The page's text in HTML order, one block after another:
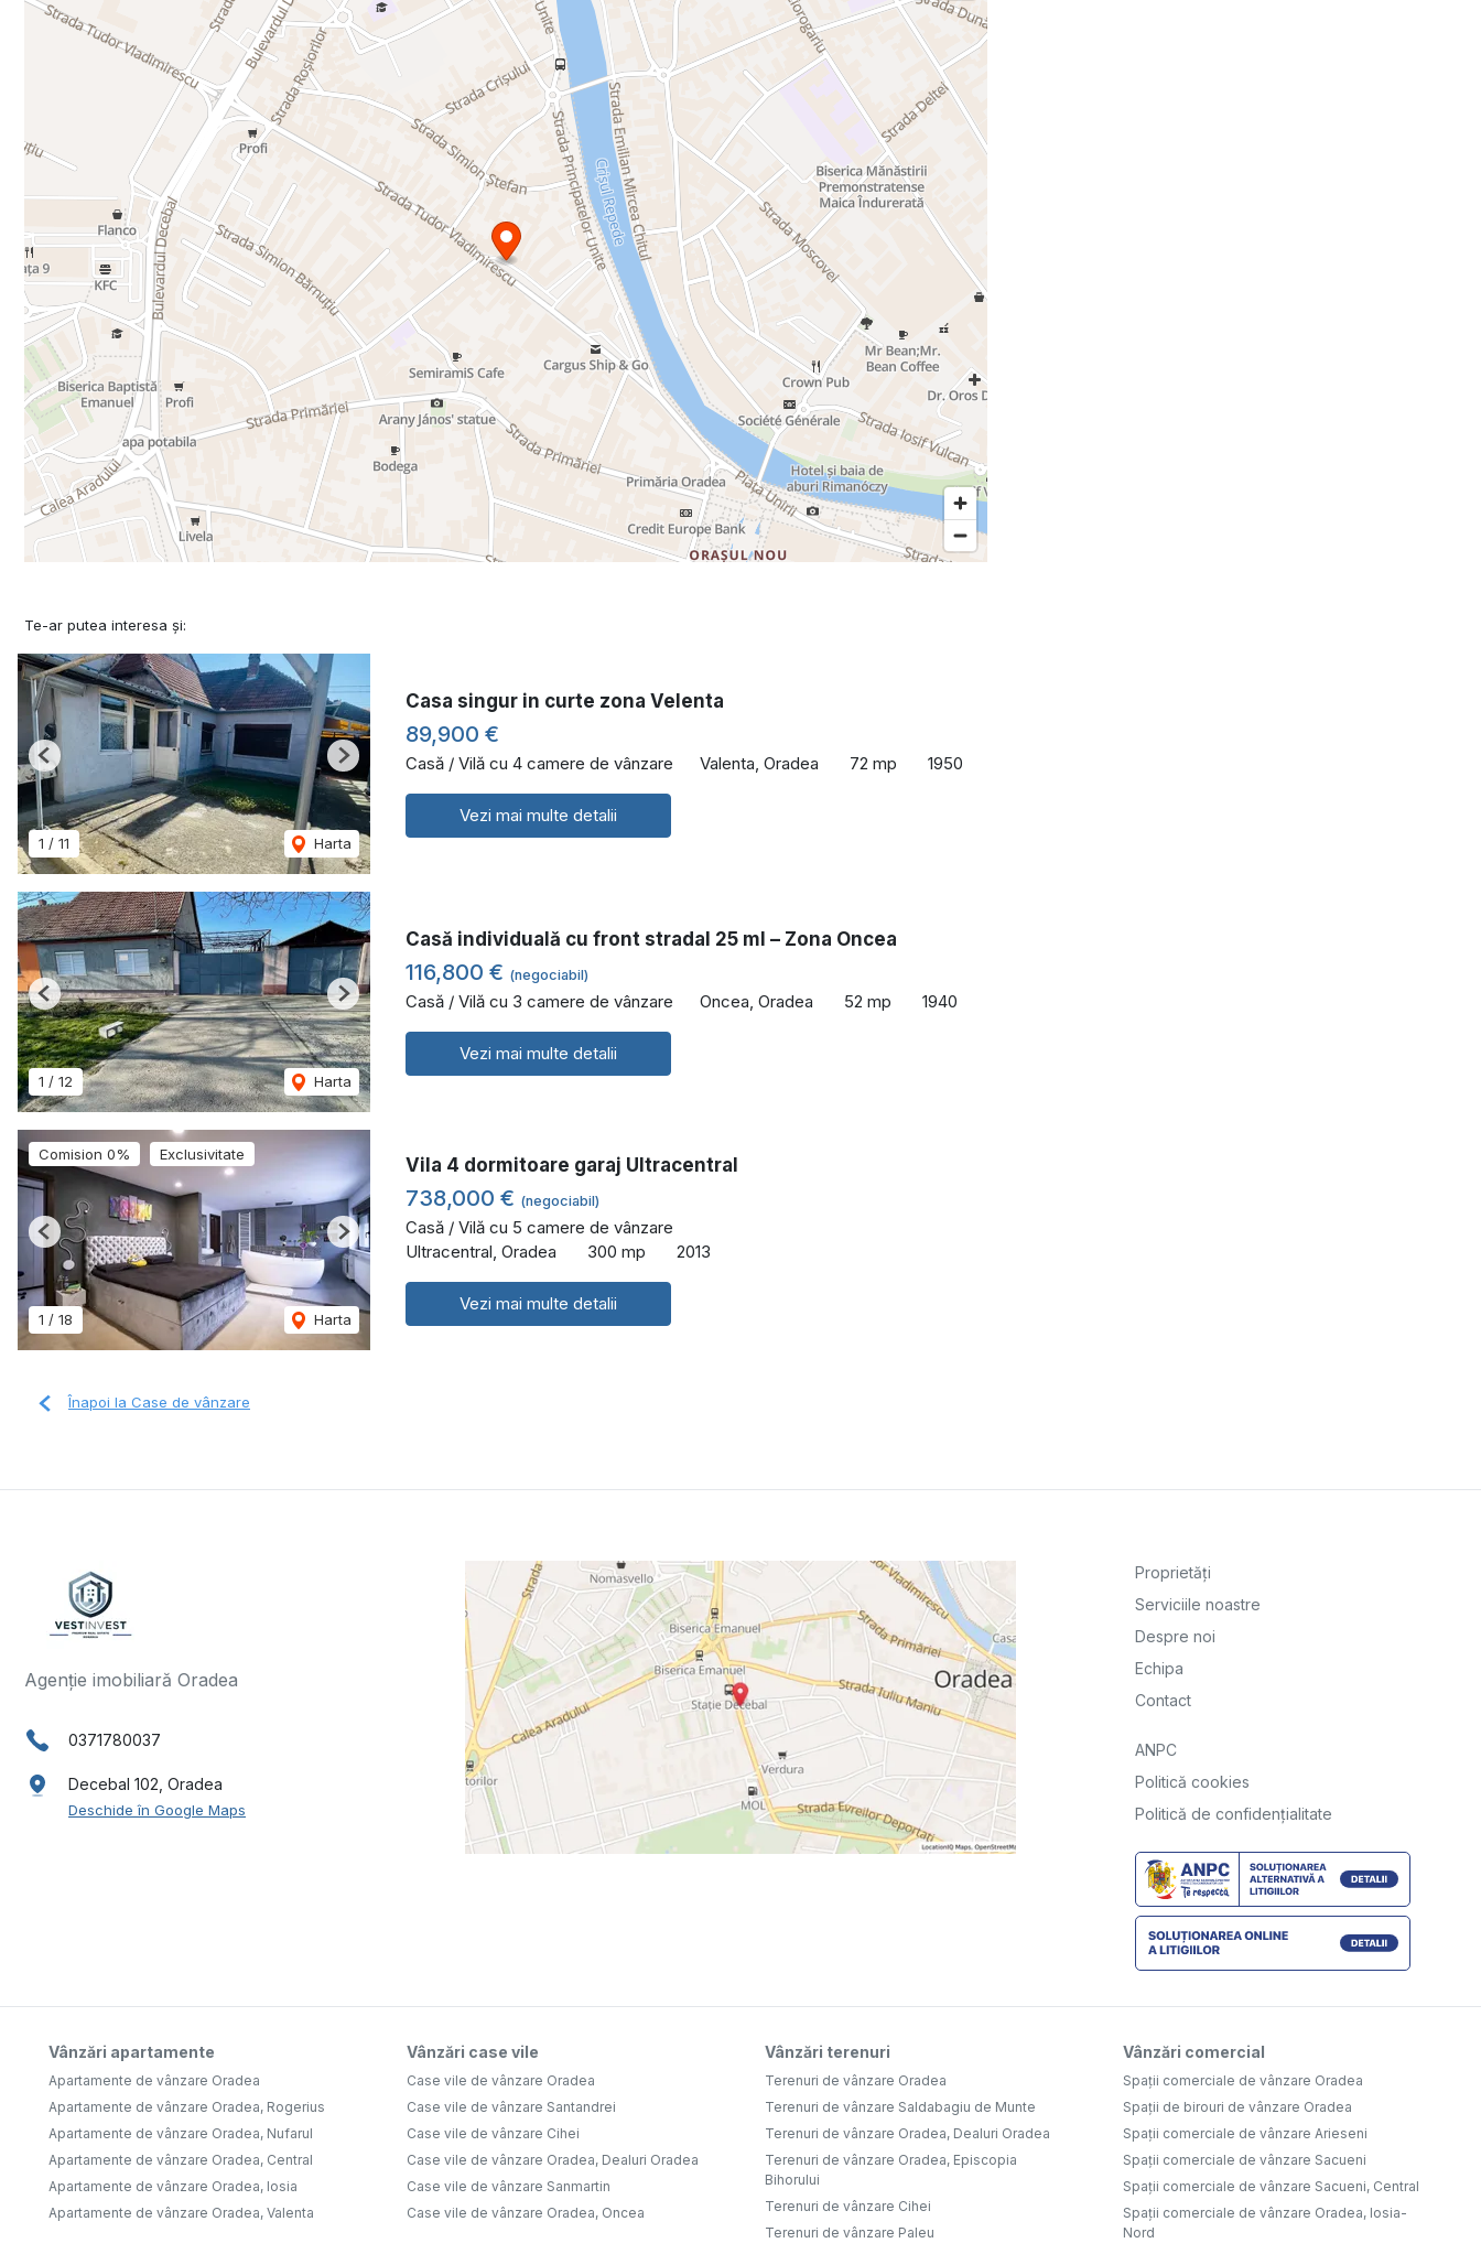
Te-ar putea interesa și:
1 / 11 Harta
Previous Next
Casa singur in curte zona Velenta
89,900 €
Casă / Vilă cu 4 camere de vânzare Valenta, Oradea 72 mp 1950
Vezi mai multe detalii
1 / 12 Harta
Previous Next
Casă individuală cu front stradal 25 ml – Zona Oncea
116,800 € (negociabil)
Casă / Vilă cu 3 camere de vânzare Oncea, Oradea 52 mp 1940
Vezi mai multe detalii
Comision 0% Exclusivitate
1 / 18 Harta
Previous Next
Vila 4 dormitoare garaj Ultracentral
738,000 € (negociabil)
Casă / Vilă cu 5 camere de vânzare
Ultracentral, Oradea
300 mp 2013
Vezi mai multe detalii
Înapoi la Case de vânzare
Agenție imobiliară Oradea
0371780037
Decebal 102, Oradea
Deschide în Google Maps
Proprietăți
Serviciile noastre
Despre noi
Echipa
Contact
ANPC
Politică cookies
Politică de confidențialitate
Vânzări apartamente
Apartamente de vânzare Oradea
Apartamente de vânzare Oradea, Rogerius
Apartamente de vânzare Oradea, Nufarul
Apartamente de vânzare Oradea, Central
Apartamente de vânzare Oradea, Iosia
Apartamente de vânzare Oradea, Valenta
Vânzări case vile
Case vile de vânzare Oradea
Case vile de vânzare Santandrei
Case vile de vânzare Cihei
Case vile de vânzare Oradea, Dealuri Oradea
Case vile de vânzare Sanmartin
Case vile de vânzare Oradea, Oncea
Vânzări terenuri
Terenuri de vânzare Oradea
Terenuri de vânzare Saldabagiu de Munte
Terenuri de vânzare Oradea, Dealuri Oradea
Terenuri de vânzare Oradea, Episcopia
Bihorului
Terenuri de vânzare Cihei
Terenuri de vânzare Paleu
Vânzări comercial
Spații comerciale de vânzare Oradea
Spații de birouri de vânzare Oradea
Spații comerciale de vânzare Arieseni
Spații comerciale de vânzare Sacueni
Spații comerciale de vânzare Sacueni, Central
Spații comerciale de vânzare Oradea, Iosia-
Nord